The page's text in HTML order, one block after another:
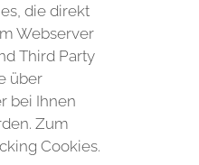
die direkt
Webserver
Third Party
über
bei Ihnen
Zum
Cookies.